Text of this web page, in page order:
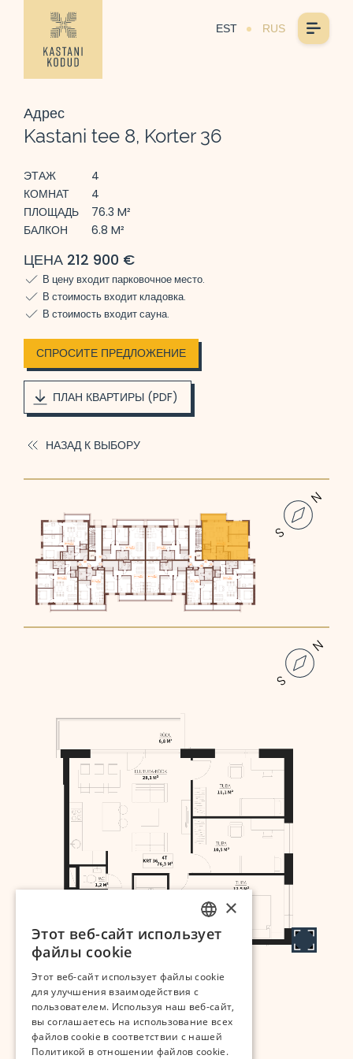
EST RUS
Адрес
Kastani tee 8, Korter 36
ЭТАЖ
4
КОМНАТ
4
ПЛОЩАДЬ
76.3 M²
БАЛКОН
6.8 M²
ЦЕНА 212 900 €
В цену входит парковочное место.
В стоимость входит кладовка.
В стоимость входит сауна.
СПРОСИТЕ ПРЕДЛОЖЕНИЕ
ПЛАН КВАРТИРЫ (PDF)
НАЗАД К ВЫБОРУ
Разработчик:
ESTONIAN
×
Этот веб-сайт использует
файлы cookie
Этот веб-сайт использует файлы cookie
для улучшения взаимодействия с
пользователем. Используя наш веб-сайт,
вы соглашаетесь на использование всех
файлов cookie в соответствии с нашей
Политикой в ​​отношении файлов cookie.